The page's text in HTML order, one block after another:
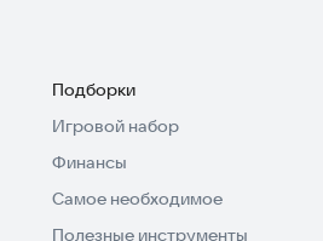
Подборки
Игровой набор
Финансы
Самое необходимое
Полезные инструменты